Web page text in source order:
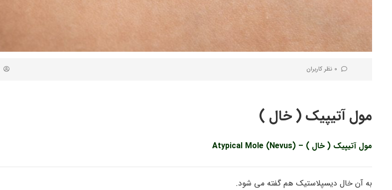
0 نظر کاربران
مول آتیپیک ( خال )
مول آتیپیک ( خال ) – (Atypical Mole (Nevus
به آن خال دیسپلاستیک هم گفته می شود.